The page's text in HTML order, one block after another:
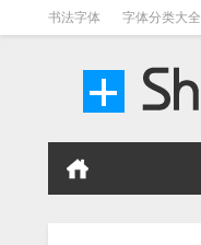
书法字体 字体分类大全